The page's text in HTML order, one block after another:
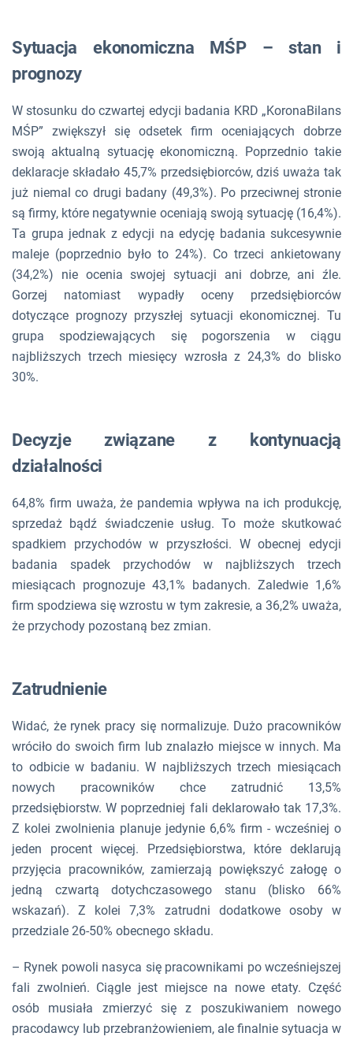
Sytuacja ekonomiczna MŚP – stan i
prognozy
W stosunku do czwartej edycji badania KRD „KoronaBilans
MŚP” zwiększył się odsetek firm oceniających dobrze
swoją aktualną sytuację ekonomiczną. Poprzednio takie
deklaracje składało 45,7% przedsiębiorców, dziś uważa tak
już niemal co drugi badany (49,3%). Po przeciwnej stronie
są firmy, które negatywnie oceniają swoją sytuację (16,4%).
Ta grupa jednak z edycji na edycję badania sukcesywnie
maleje (poprzednio było to 24%). Co trzeci ankietowany
(34,2%) nie ocenia swojej sytuacji ani dobrze, ani źle.
Gorzej natomiast wypadły oceny przedsiębiorców
dotyczące prognozy przyszłej sytuacji ekonomicznej. Tu
grupa spodziewających się pogorszenia w ciągu
najbliższych trzech miesięcy wzrosła z 24,3% do blisko
30%.
Decyzje związane z kontynuacją
działalności
64,8% firm uważa, że pandemia wpływa na ich produkcję,
sprzedaż bądź świadczenie usług. To może skutkować
spadkiem przychodów w przyszłości. W obecnej edycji
badania spadek przychodów w najbliższych trzech
miesiącach prognozuje 43,1% badanych. Zaledwie 1,6%
firm spodziewa się wzrostu w tym zakresie, a 36,2% uważa,
że przychody pozostaną bez zmian.
Zatrudnienie
Widać, że rynek pracy się normalizuje. Dużo pracowników
wróciło do swoich firm lub znalazło miejsce w innych. Ma
to odbicie w badaniu. W najbliższych trzech miesiącach
nowych pracowników chce zatrudnić 13,5%
przedsiębiorstw. W poprzedniej fali deklarowało tak 17,3%.
Z kolei zwolnienia planuje jedynie 6,6% firm - wcześniej o
jeden procent więcej. Przedsiębiorstwa, które deklarują
przyjęcia pracowników, zamierzają powiększyć załogę o
jedną czwartą dotychczasowego stanu (blisko 66%
wskazań). Z kolei 7,3% zatrudni dodatkowe osoby w
przedziale 26-50% obecnego składu.
– Rynek powoli nasyca się pracownikami po wcześniejszej
fali zwolnień. Ciągle jest miejsce na nowe etaty. Część
osób musiała zmierzyć się z poszukiwaniem nowego
pracodawcy lub przebranżowieniem, ale finalnie sytuacja w